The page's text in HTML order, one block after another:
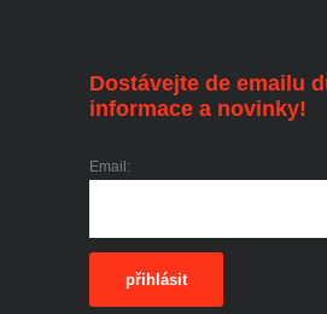
Dostávejte de emailu
informace a novinky!
Email:
přihlásit